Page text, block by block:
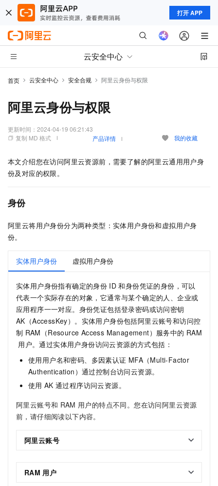
打开 APP
云安全中心
首页 云安全中心 安全合规 阿里云身份与权限
阿里云身份与权限
更新时间： 2024-04-19 06:21:43
复制 MD 格式
产品详情 我的收藏
本文介绍您在访问阿里云资源前，需要了解的阿里云通用用户身
份及对应的权限。
身份
阿里云将用户身份分为两种类型：实体用户身份和虚拟用户身
份。
实体用户身份 虚拟用户身份
实体用户身份指有确定的身份 ID 和身份凭证的身份，可以
代表一个实际存在的对象，它通常与某个确定的人、企业或
应用程序一一对应。身份凭证包括登录密码或访问密钥
AK（AccessKey）。实体用户身份包括阿里云账号和访问控
制 RAM（Resource Access Management）服务中的 RAM
用户。通过实体用户身份访问云资源的方式包括：
使用用户名和密码、多因素认证 MFA（Multi-Factor
Authentication）通过控制台访问云资源。
使用 AK 通过程序访问云资源。
阿里云账号和 RAM 用户的特点不同。您在访问阿里云资源
前，请仔细阅读以下内容。
阿里云账号
RAM 用户